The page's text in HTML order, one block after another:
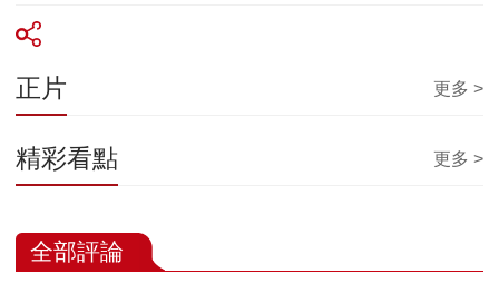
正片 更多 >
精彩看點 更多 >
全部評論